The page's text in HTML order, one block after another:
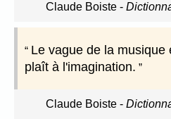
Claude Boiste-
Le vague de la musique
plaît à l'imagination.
Claude Boiste-